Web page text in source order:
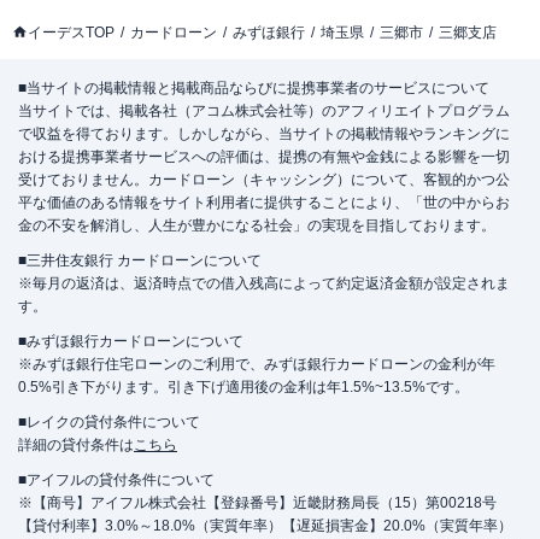
イーデスTOP カードローン みずほ銀行 埼玉県 三郷市 三郷支店
■当サイトの掲載情報と掲載商品ならびに提携事業者のサービスについて
当サイトでは、掲載各社（アコム株式会社等）のアフィリエイトプログラム
で収益を得ております。しかしながら、当サイトの掲載情報やランキングに
おける提携事業者サービスへの評価は、提携の有無や金銭による影響を一切
受けておりません。カードローン（キャッシング）について、客観的かつ公
平な価値のある情報をサイト利用者に提供することにより、「世の中からお
金の不安を解消し、人生が豊かになる社会」の実現を目指しております。
■三井住友銀行 カードローンについて
※毎月の返済は、返済時点での借入残高によって約定返済金額が設定されま
す。
■みずほ銀行カードローンについて
※みずほ銀行住宅ローンのご利用で、みずほ銀行カードローンの金利が年
0.5%引き下がります。引き下げ適用後の金利は年1.5%~13.5%です。
■レイクの貸付条件について
詳細の貸付条件はこちら
■アイフルの貸付条件について
※【商号】アイフル株式会社【登録番号】近畿財務局長（15）第00218号
【貸付利率】3.0%～18.0%（実質年率）【遅延損害金】20.0%（実質年率）